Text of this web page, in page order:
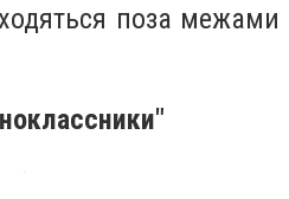
поза межами